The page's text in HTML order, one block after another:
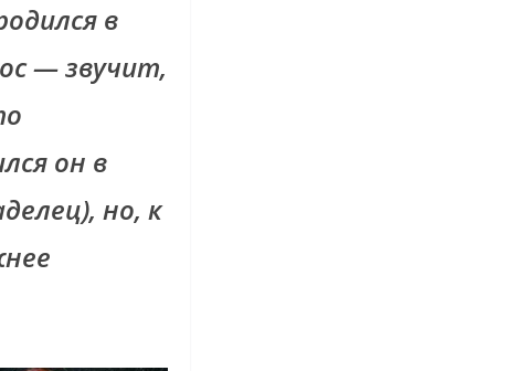
в
— звучит,
он в
но, к